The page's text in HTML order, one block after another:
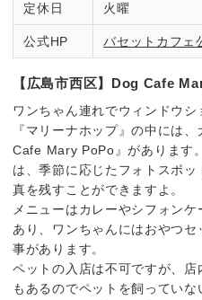
定休日 火曜
公式HP バセットカフェ
【広島市西区】Dog Cafe
ワンちゃん連れでウィンドウ
『マリーナホップ』の中には
Cafe Mary PoPo』があります
は、季節に応じたフォトスポ
真を残すことができますよ。
メニューはカレーやシフォン
あり、ワンちゃんにはおやつ
事があります。
ペットの入店は不可ですが、店
もあるのでペットを飼ってい